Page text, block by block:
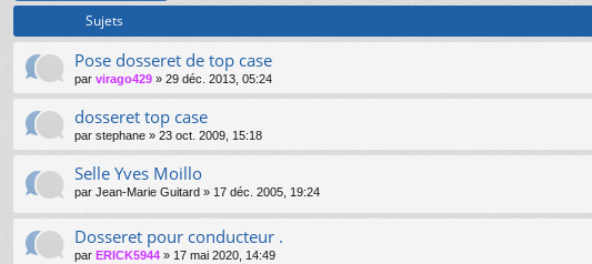
Sujets
Pose dosseret de top case
par virago429 » 29 déc. 2013, 05:24
dosseret top case
par stephane » 23 oct. 2009, 15:18
Selle Yves Moillo
par Jean-Marie Guitard » 17 déc. 2005, 19:24
Dosseret pour conducteur .
par ERICK5944 » 17 mai 2020, 14:49